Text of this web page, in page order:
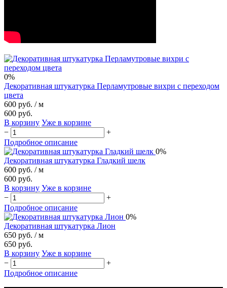
0%
Декоративная штукатурка Перламутровые вихри с переходом
цвета
600 руб. / м
600 руб.
В корзину Уже в корзине
−
+
Подробное описание
0%
Декоративная штукатурка Гладкий шелк
600 руб. / м
600 руб.
В корзину Уже в корзине
−
+
Подробное описание
0%
Декоративная штукатурка Лион
650 руб. / м
650 руб.
В корзину Уже в корзине
−
+
Подробное описание